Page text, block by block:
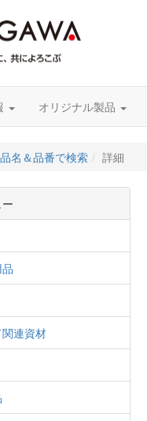
オリジナル製品
品名＆品番で検索 詳細
連資材